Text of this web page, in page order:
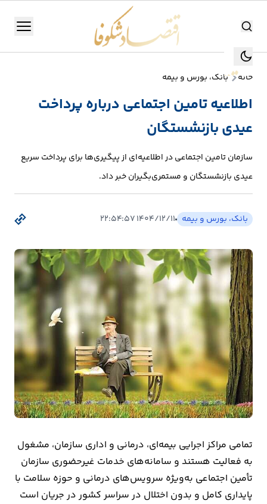
جستجو جستجو
منو
تولید
صنعت
انرژی
بانک،
و
بیمه
اقتصاد
جهان
بازار
و
تجارت
کشاورزی
راه
و
مسکن
خانه بانک، بورس و بیمه
اطلاعیه تامین اجتماعی درباره پرداخت
عیدی بازنشستگان
سازمان تامین اجتماعی در اطلاعیه‌ای از پیگیری‌ها برای پرداخت سریع
عیدی بازنشستگان و مستمری‌بگیران خبر داد.
بانک، بورس و بیمه ۱۴۰۴/۱۲/۱۱ ۲۲:۵۴:۵۷
تمامی مراکز اجرایی بیمه‌ای، درمانی و اداری سازمان، مشغول
به فعالیت هستند و سامانه‌های خدمات غیرحضوری سازمان
تأمین اجتماعی به‌ویژه سرویس‌های درمانی و حوزه سلامت با
پایداری کامل و بدون اختلال در سراسر کشور در جریان است